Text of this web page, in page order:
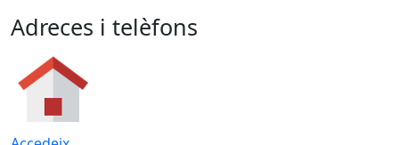
Adreces i telèfons